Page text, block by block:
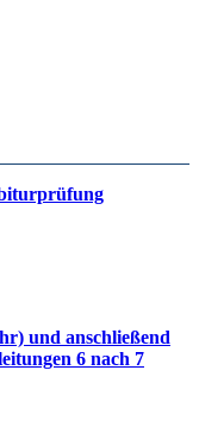
und anschließend
6 nach 7